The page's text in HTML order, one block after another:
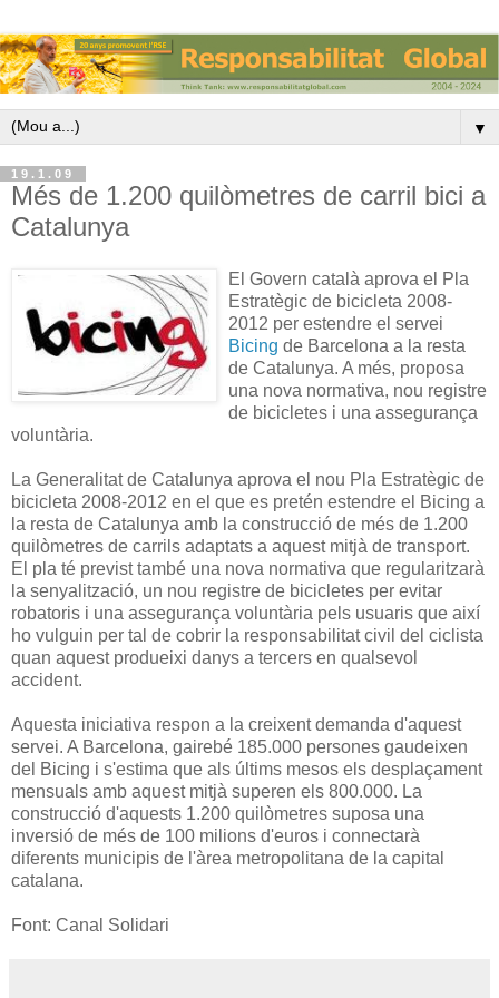
▼
19.1.09
Més de 1.200 quilòmetres de carril bici a
Catalunya
El Govern català aprova el Pla
Estratègic de bicicleta 2008-
2012 per estendre el servei
Bicing de Barcelona a la resta
de Catalunya. A més, proposa
una nova normativa, nou registre
de bicicletes i una assegurança
voluntària.
La Generalitat de Catalunya aprova el nou Pla Estratègic de
bicicleta 2008-2012 en el que es pretén estendre el Bicing a
la resta de Catalunya amb la construcció de més de 1.200
quilòmetres de carrils adaptats a aquest mitjà de transport.
El pla té previst també una nova normativa que regularitzarà
la senyalització, un nou registre de bicicletes per evitar
robatoris i una assegurança voluntària pels usuaris que així
ho vulguin per tal de cobrir la responsabilitat civil del ciclista
quan aquest produeixi danys a tercers en qualsevol
accident.
Aquesta iniciativa respon a la creixent demanda d'aquest
servei. A Barcelona, gairebé 185.000 persones gaudeixen
del Bicing i s'estima que als últims mesos els desplaçament
mensuals amb aquest mitjà superen els 800.000. La
construcció d'aquests 1.200 quilòmetres suposa una
inversió de més de 100 milions d'euros i connectarà
diferents municipis de l'àrea metropolitana de la capital
catalana.
Font: Canal Solidari